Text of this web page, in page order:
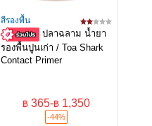
สีรองพื้น
ปลาฉลาม น้ำยา
รองพื้นปูนเก่า / Toa Shark
Contact Primer
฿ 365-฿ 1,350
-44%